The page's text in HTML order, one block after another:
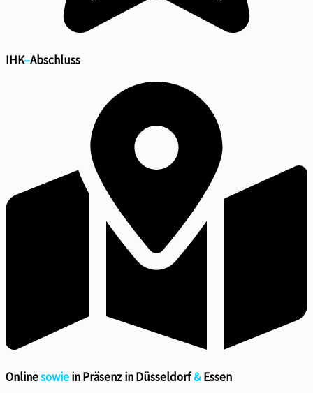
IHK–Abschluss
Onlinesowiein Präsenz in Düsseldorf&Essen